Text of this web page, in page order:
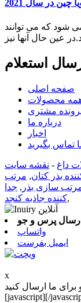
چین در سال 2021
شود که می توانند
استعلام
صفحه اصلی
محصولات
مشتری
درباره ما
اخبار
تماس بگیرید
داغ - نقشه سایت
بذر کتان, مرتب
سازی بذر , جدا
کننده جاذبه کنجد,
ارسال پرس و جو
واتساپ
ایمیل بفرست
x
برای ما ارسال کنید
[javascript][/